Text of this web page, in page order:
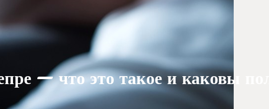
— что это такое и каковы